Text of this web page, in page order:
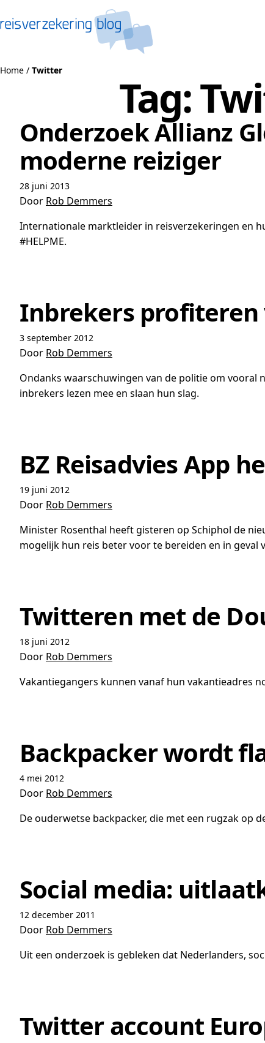
Home / Twitter
Tag:
Onderzoek Allianz
moderne reiziger
28 juni 2013
Door Rob Demmers
Internationale marktleider in reisverzekeringen en
#HELPME.
Inbrekers profiteren
3 september 2012
Door Rob Demmers
Ondanks waarschuwingen van de politie om vooral
inbrekers lezen mee en slaan hun slag.
BZ Reisadvies App
19 juni 2012
Door Rob Demmers
Minister Rosenthal heeft gisteren op Schiphol de
mogelijk hun reis beter voor te bereiden en in
Twitteren met de
18 juni 2012
Door Rob Demmers
Vakantiegangers kunnen vanaf hun vakantieadres
Backpacker wordt
4 mei 2012
Door Rob Demmers
De ouderwetse backpacker, die met een rugzak op
Social media:
12 december 2011
Door Rob Demmers
Uit een onderzoek is gebleken dat Nederlanders,
Twitter account